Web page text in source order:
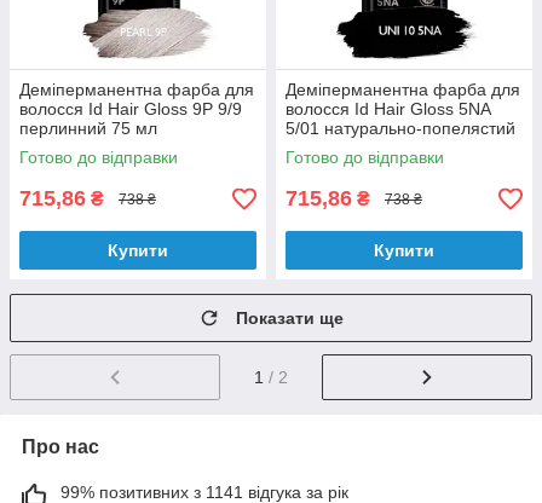
Деміперманентна фарба для
волосся Id Hair Gloss 9P 9/9
перлинний 75 мл
Готово до відправки
715,86 ₴ 738 ₴
Купити
Деміперманентна фарба для
волосся Id Hair Gloss 5NA
5/01 натурально-попелястий
75 мл
Готово до відправки
715,86 ₴ 738 ₴
Купити
Показати ще
1 / 2
Про нас
99% позитивних з 1141 відгука за рік